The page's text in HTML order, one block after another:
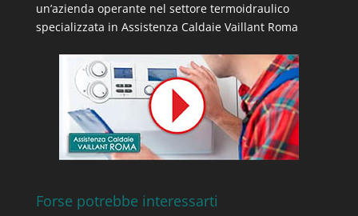
un’azienda operante nel settore termoidraulico
specializzata in Assistenza Caldaie Vaillant Roma
Forse potrebbe interessarti